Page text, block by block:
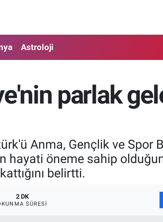
Astroloji
parlak
Anma, Gençlik ve Spor
hayati öneme sahip
belirtti.
2 DK
SÜRESI